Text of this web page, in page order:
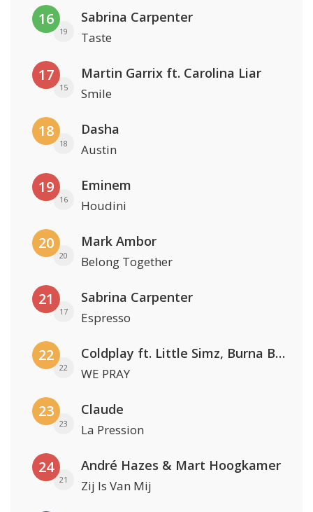
16
19
Sabrina Carpenter
Taste
17
15
Martin Garrix ft. Carolina Liar
Smile
18
18
Dasha
Austin
19
16
Eminem
Houdini
20
20
Mark Ambor
Belong Together
21
17
Sabrina Carpenter
Espresso
22
22
Coldplay ft. Little Simz, Burna Boy, Elyanna & Tini
WE PRAY
23
23
Claude
La Pression
24
21
André Hazes & Mart Hoogkamer
Zij Is Van Mij